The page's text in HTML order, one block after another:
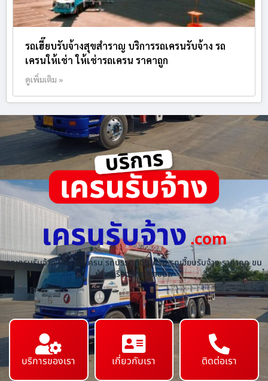
รถเฮี๊ยบรับจ้างสุขสำราญ บริการรถเครนรับจ้าง รถ
เครนให้เช่า ให้เช่ารถเครน ราคาถูก
ดูเพิ่มเติม »
เครนรับจ้าง.com
รถเครนรับจ้าง ให้เช่ารถเครน รถบรรทุกติดเครน รถเฮี๊ยบรับจ้าง ราคาถูก ขน
ย้ายเครื่องจักร ทุกชนิด
บริการของเรา เกี่ยวกับเรา ติดต่อเรา